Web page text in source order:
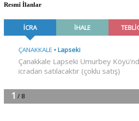
Resmî İlanlar